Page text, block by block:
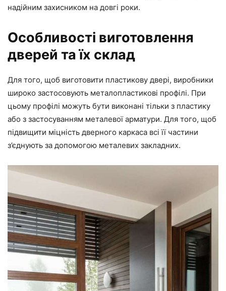
надійним захисником на довгі роки.
Особливості виготовлення
дверей та їх склад
Для того, щоб виготовити пластикову двері, виробники
широко застосовують металопластикові профілі. При
цьому профілі можуть бути виконані тільки з пластику
або з застосуванням металевої арматури. Для того, щоб
підвищити міцність дверного каркаса всі її частини
з’єднують за допомогою металевих закладних.